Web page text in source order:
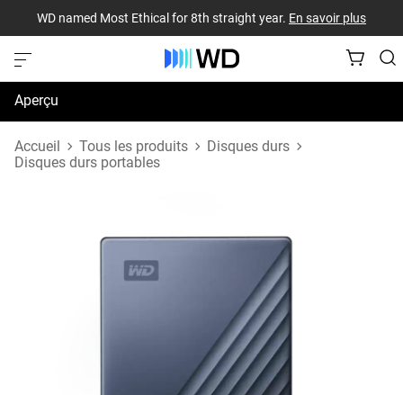
WD named Most Ethical for 8th straight year. En savoir plus
Aperçu
Caractéristiques techniques
Accueil Tous les produits
Disques durs
Disques durs portables